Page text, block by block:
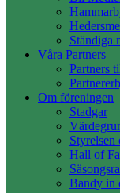
Ständiga
Våra Partners
Partners
Om föreningen
Stadgar
Styrelsen
Hall of
Bandy in